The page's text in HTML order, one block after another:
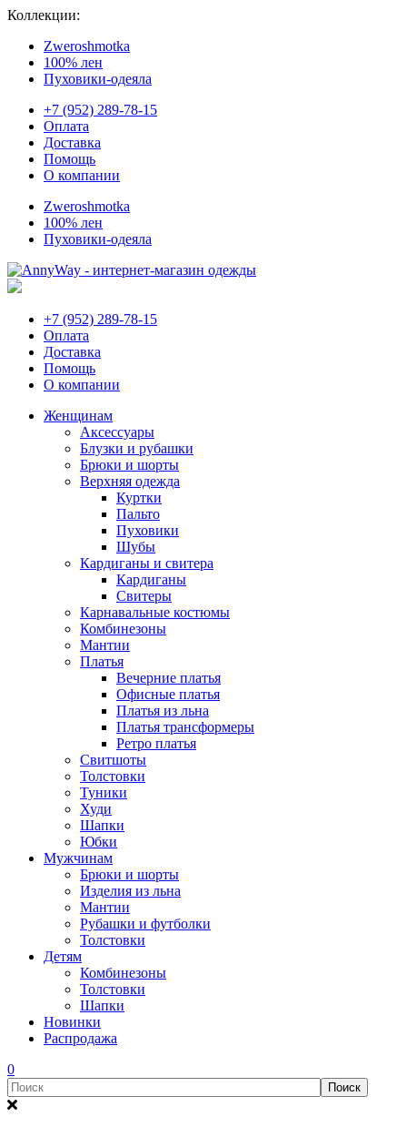
Коллекции:
Zweroshmotka
100% лен
Пуховики-одеяла
+7 (952) 289-78-15
Оплата
Доставка
Помощь
О компании
Zweroshmotka
100% лен
Пуховики-одеяла
+7 (952) 289-78-15
Оплата
Доставка
Помощь
О компании
Женщинам
Аксессуары
Блузки и рубашки
Брюки и шорты
Верхняя одежда
Куртки
Пальто
Пуховики
Шубы
Кардиганы и свитера
Кардиганы
Свитеры
Карнавальные костюмы
Комбинезоны
Мантии
Платья
Вечерние платья
Офисные платья
Платья из льна
Платья трансформеры
Ретро платья
Свитшоты
Толстовки
Туники
Худи
Шапки
Юбки
Мужчинам
Брюки и шорты
Изделия из льна
Мантии
Рубашки и футболки
Толстовки
Детям
Комбинезоны
Толстовки
Шапки
Новинки
Распродажа
0